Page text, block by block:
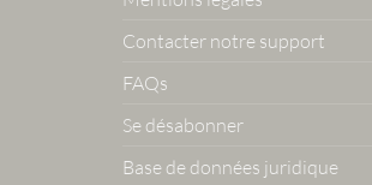
Contacter notre support
FAQs
Se désabonner
Base de données juridique